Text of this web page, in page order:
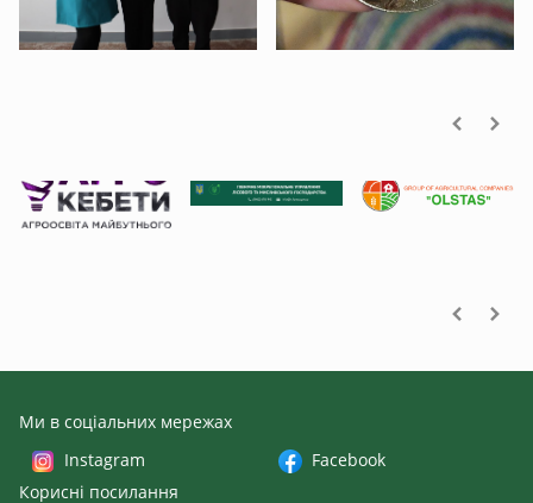
Наші партнери
Ми в соціальних мережах
Instagram
Facebook
Корисні посилання